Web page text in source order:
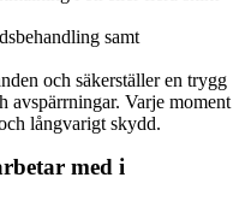
samt
och säkerställer en trygg
avspärrningar. Varje moment
långvarigt skydd.
med i